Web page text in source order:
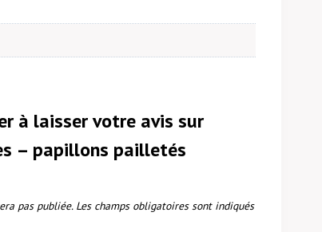
à laisser votre avis sur
– papillons pailletés
pas publiée. Les champs obligatoires sont indiqués